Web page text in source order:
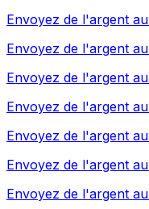
Envoyez de l'argent au
Envoyez de l'argent au
Envoyez de l'argent au
Envoyez de l'argent au
Envoyez de l'argent au
Envoyez de l'argent au
Envoyez de l'argent au